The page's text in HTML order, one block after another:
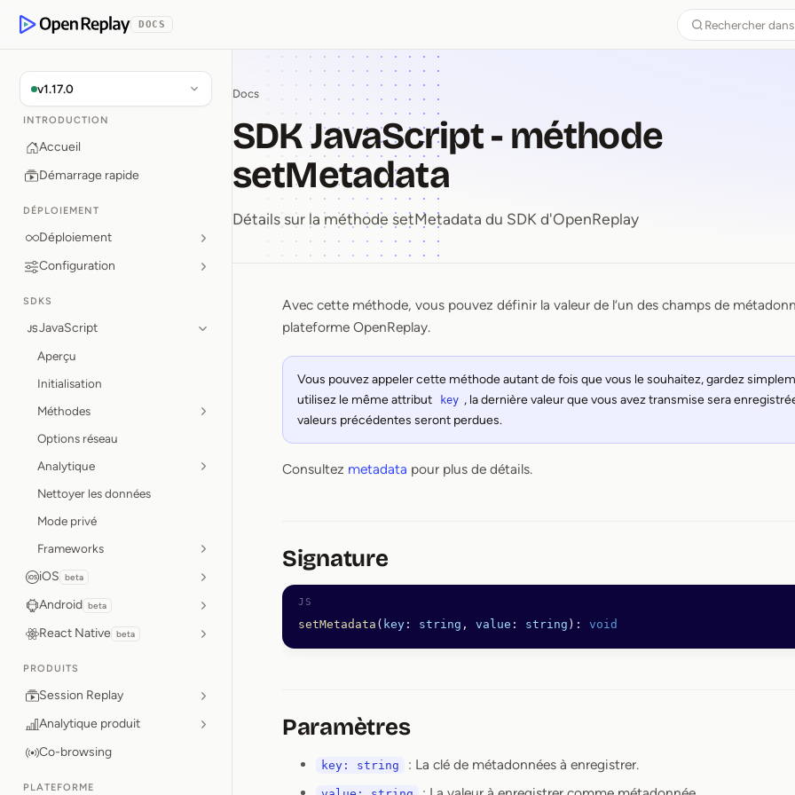
OpenReplay
DOCS Rechercher
v1.17.0
INTRODUCTION
Accueil
Démarrage rapide
DÉPLOIEMENT
Déploiement
Configuration
SDKS
JavaScript
Aperçu
Initialisation
Méthodes
Options réseau
Analytique
Nettoyer les données
Mode privé
Frameworks
iOS beta
Android beta
React Native beta
PRODUITS
Session Replay
Analytique produit
Co-browsing
PLATEFORME
Docs
SDK JavaScript - méthode
setMetadata
Détails sur la méthode setMetadata du SDK d'OpenReplay
SDK JavaScript ⁠-⁠ méthode
Avec cette méthode, vous pouvez définir la valeur de l’un des champs de
plateforme OpenReplay.
Vous pouvez appeler cette méthode autant de fois que vous le souhaitez, gardez
utilisez le même attribut
key , la dernière valeur que vous avez transmise sera
valeurs précédentes seront perdues.
Consultez metadata pour plus de détails.
Signature
setMetadata ( key : string , value : string ): void
Paramètres
key: string : La clé de métadonnées à enregistrer.